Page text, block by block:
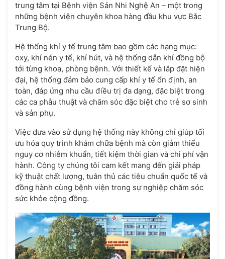
trung tâm tại Bệnh viện Sản Nhi Nghệ An – một trong
những bệnh viện chuyên khoa hàng đầu khu vực Bắc
Trung Bộ.
Hệ thống khí y tế trung tâm bao gồm các hạng mục:
oxy, khí nén y tế, khí hút, và hệ thống dẫn khí đồng bộ
tới từng khoa, phòng bệnh. Với thiết kế và lắp đặt hiện
đại, hệ thống đảm bảo cung cấp khí y tế ổn định, an
toàn, đáp ứng nhu cầu điều trị đa dạng, đặc biệt trong
các ca phẫu thuật và chăm sóc đặc biệt cho trẻ sơ sinh
và sản phụ.
Việc đưa vào sử dụng hệ thống này không chỉ giúp tối
ưu hóa quy trình khám chữa bệnh mà còn giảm thiểu
nguy cơ nhiễm khuẩn, tiết kiệm thời gian và chi phí vận
hành. Công ty chúng tôi cam kết mang đến giải pháp
kỹ thuật chất lượng, tuân thủ các tiêu chuẩn quốc tế và
đồng hành cùng bệnh viện trong sự nghiệp chăm sóc
sức khỏe cộng đồng.